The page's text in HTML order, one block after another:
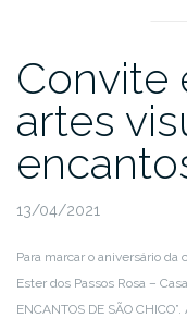
Convite
artes
13/04/2021
Para marcar o aniversário
Ester dos Passos Rosa –
ENCANTOS DE SÃO